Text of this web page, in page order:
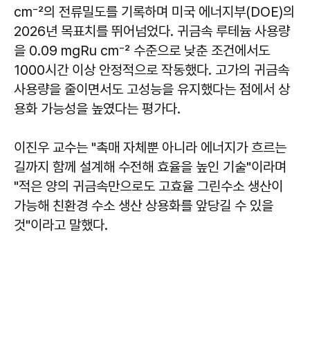
cm⁻²의 전류밀도를 기록하며 미국 에너지부(DOE)의
2026년 목표치를 뛰어넘었다. 귀금속 루테늄 사용량
을 0.09 mgRu cm⁻² 수준으로 낮춘 조건에서도
1000시간 이상 안정적으로 작동했다. 고가의 귀금속
사용량을 줄이면서도 고성능을 유지했다는 점에서 상
용화 가능성을 높였다는 평가다.
이진우 교수는 "촉매 자체뿐 아니라 에너지가 흐르는
길까지 함께 설계해 수전해 효율을 높인 기술"이라며
"적은 양의 귀금속만으로도 고효율 그린수소 생산이
가능해 친환경 수소 생산 상용화를 앞당길 수 있을
것"이라고 말했다.